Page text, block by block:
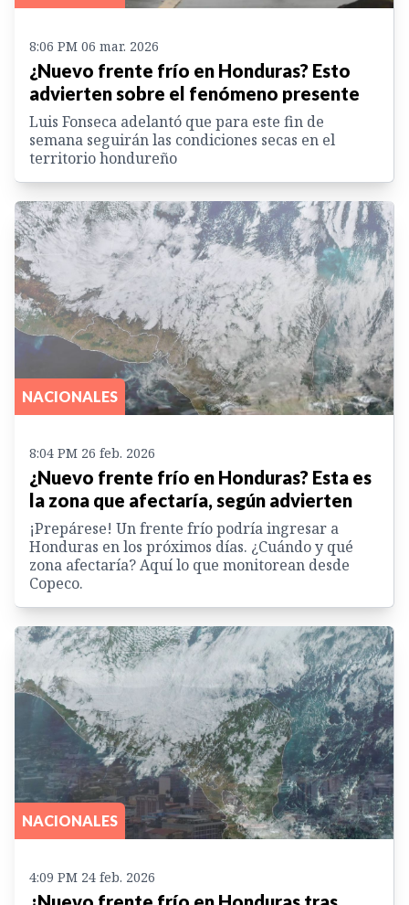
8:06 PM 06 mar. 2026
¿Nuevo frente frío en Honduras? Esto
advierten sobre el fenómeno presente
Luis Fonseca adelantó que para este fin de
semana seguirán las condiciones secas en el
territorio hondureño
NACIONALES
8:04 PM 26 feb. 2026
¿Nuevo frente frío en Honduras? Esta es
la zona que afectaría, según advierten
¡Prepárese! Un frente frío podría ingresar a
Honduras en los próximos días. ¿Cuándo y qué
zona afectaría? Aquí lo que monitorean desde
Copeco.
NACIONALES
4:09 PM 24 feb. 2026